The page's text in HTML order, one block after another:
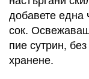
добавете
сок.
пие сутрин,
хранене.